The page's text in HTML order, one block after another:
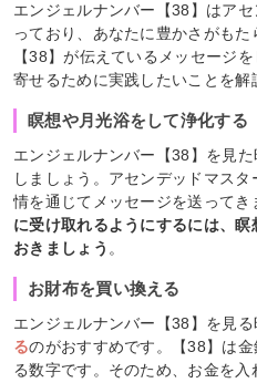
エンジェルナンバー【38】はア
っており、あなたに豊かさがも
【38】が伝えているメッセージ
寄せるために実践したいことを解
瞑想や月光浴をして浄化する
エンジェルナンバー【38】を見た
しましょう。アセンデッドマス
情を通じてメッセージを送ってき
に受け取れるようにするには、
おきましょう 。
お財布を買い換える
エンジェルナンバー【38】を見る
るのがおすすめです。【38】は
る数字です。そのため、お金を